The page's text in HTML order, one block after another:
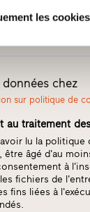
les
chez
sur politique de
au traitement
lu la politique
âgé d'au
à
fichiers de
fins liées à